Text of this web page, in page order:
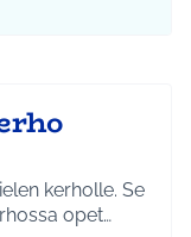
kerholle. Se
opet…